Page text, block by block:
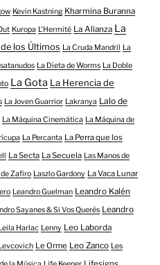
Kevin Kastning Kharmina Buranna
Kuropa L'Hermité La Alianza La
de los Últimos La Cruda Mandril
La
La Dieta de Worms La Doble
La Gota La Herencia de
La Joven Guarrior Lakranya Lalo de
La Máquina Cinemática La Máquina de
La Percanta La Perra que los
La Secta La Secuela Las Manos de
Zafiro Laszlo Gardony La Vaca Lunar
Leandro Guelman Leandro Kalén
Sayanes & Si Vos Querés Leandro
Harlac Lenny Leo Laborda
Le Orme Leo Zanco Les